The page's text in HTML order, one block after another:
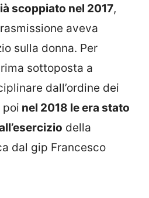
scoppiato nel 2017,
aveva
sulla donna. Per
sottoposta a
dall’ordine dei
poi nel 2018 le era stato
della
dal gip Francesco